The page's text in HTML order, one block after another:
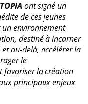
ont signé un
de ces jeunes
un environnement
destiné à incarner
au-delà, accélérer la
le
favoriser la création
principaux enjeux